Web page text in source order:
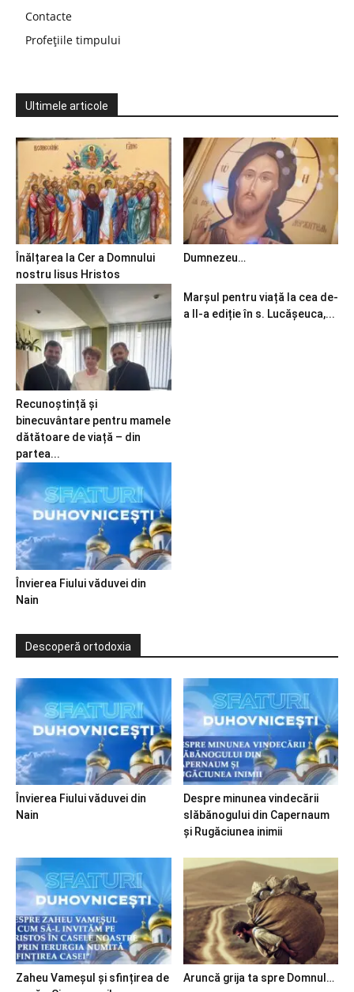
Contacte
Profețiile timpului
Ultimele articole
Înălțarea la Cer a Domnului
nostru Iisus Hristos
Dumnezeu…
Recunoștință și
binecuvântare pentru mamele
dătătoare de viață – din
partea...
Marșul pentru viață la cea de-
a II-a ediție în s. Lucășeuca,...
Învierea Fiului văduvei din
Nain
Descoperă ortodoxia
Învierea Fiului văduvei din
Nain
Despre minunea vindecării
slăbănogului din Capernaum
și Rugăciunea inimii
Zaheu Vameșul și sfințirea de
Aruncă grija ta spre Domnul…